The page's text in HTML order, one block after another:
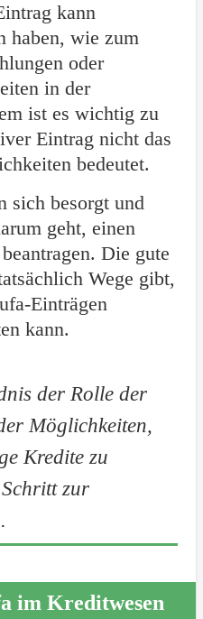
kann
haben, wie zum
oder
in der
ist es wichtig zu
Eintrag nicht das
bedeutet.
sich besorgt und
geht, einen
Die gute
Wege gibt,
Einträgen
kann.
der Rolle der
Möglichkeiten,
Kredite zu
zur
im Kreditwesen